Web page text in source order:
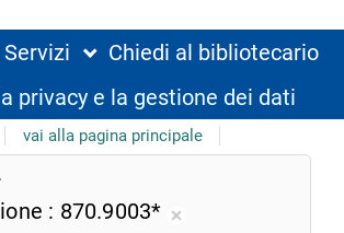
Servizi
Chiedi al bibliotecario
privacy e la gestione dei dati
vai alla pagina principale
870.9003*